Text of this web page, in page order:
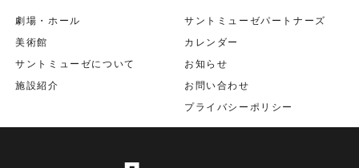
劇場・ホール
美術館
サントミューゼについて
施設紹介
サントミューゼパートナーズ
カレンダー
お知らせ
お問い合わせ
プライバシーポリシー